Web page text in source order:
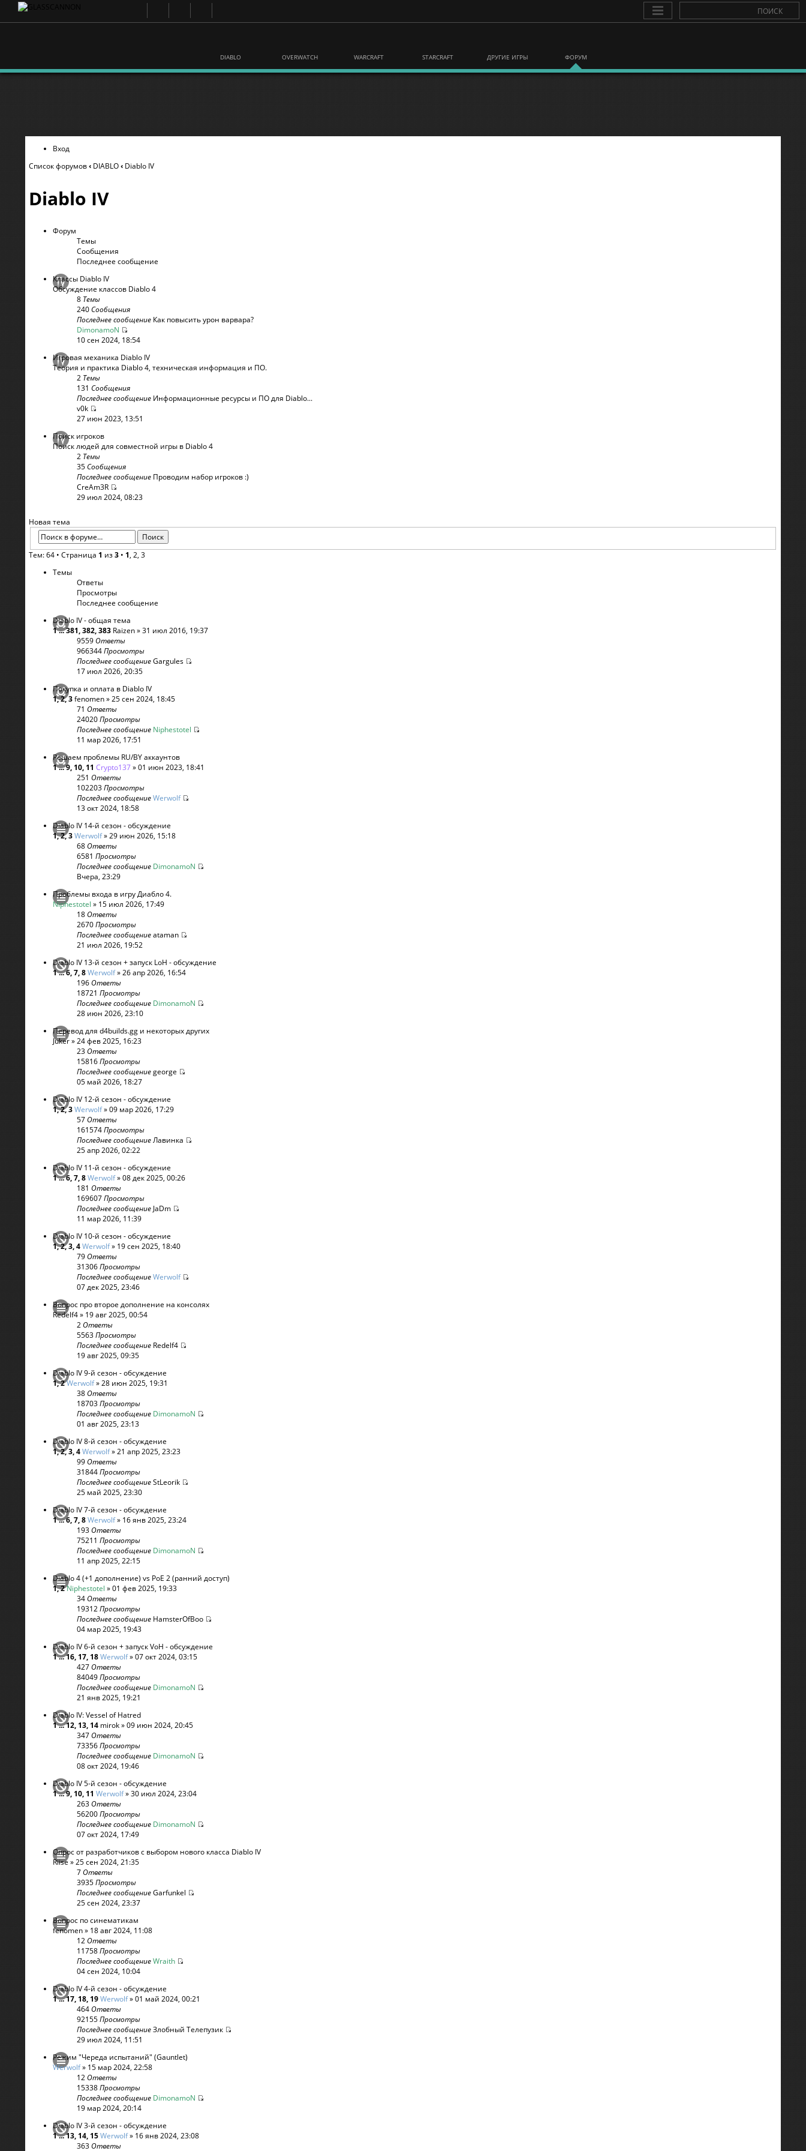
DIABLO OVERWATCH WARCRAFT STARCRAFT ДРУГИЕ ИГРЫ ФОРУМ
Вход
Список форумов‹ DIABLO‹ Diablo IV
Diablo IV
Форум
Темы
Сообщения
Последнее сообщение
Классы Diablo IV
Обсуждение классов Diablo 4
8 Темы
240Сообщения
Последнее сообщение Как повысить урон варвара?
DimonamoN
10 сен 2024, 18:54
Игровая механика Diablo IV
Теория и практика Diablo 4, техническая информация и ПО.
2 Темы
131 Сообщения
Последнее сообщение Информационные ресурсы и ПО для Diablo...
v0k
27 июн 2023, 13:51
Поиск игроков
Поиск людей для совместной игры в Diablo 4
2 Темы
35Сообщения
Последнее сообщение Проводим набор игроков :)
CreAm3R
29 июл 2024, 08:23
Новая тема
Тем: 64 • Страница 1 из3 • 1, 2, 3
Темы
Ответы
Просмотры
Последнее сообщение
Diablo IV - общая тема
1...381,382,383 Raizen» 31 июл 2016, 19:37
9559Ответы
966344Просмотры
Последнее сообщениеGargules
17 июл 2026, 20:35
Покупка и оплата в Diablo IV
1,2,3fenomen» 25 сен 2024, 18:45
71 Ответы
24020Просмотры
Последнее сообщение Niphestotel
11 мар 2026, 17:51
Решаем проблемы RU/BY аккаунтов
1...9, 10, 11 Crypto137» 01 июн 2023, 18:41
251 Ответы
102203Просмотры
Последнее сообщениеWerwolf
13 окт 2024, 18:58
Diablo IV 14-й сезон - обсуждение
1,2,3Werwolf» 29 июн 2026, 15:18
68Ответы
6581 Просмотры
Последнее сообщение DimonamoN
Вчера, 23:29
Проблемы входа в игру Диабло 4.
Niphestotel » 15 июл 2026, 17:49
18Ответы
2670Просмотры
Последнее сообщениеataman
21 июл 2026, 19:52
Diablo IV 13-й сезон + запуск LoH - обсуждение
1...6,7,8Werwolf» 26 апр 2026, 16:54
196Ответы
18721 Просмотры
Последнее сообщение DimonamoN
28 июн 2026, 23:10
Перевод для d4builds.gg и некоторых других
Juker» 24 фев 2025, 16:23
23Ответы
15816Просмотры
Последнее сообщениеgeorge
05 май 2026, 18:27
Diablo IV 12-й сезон - обсуждение
1,2,3Werwolf» 09 мар 2026, 17:29
57Ответы
161574Просмотры
Последнее сообщениеЛавинка
25 апр 2026, 02:22
Diablo IV 11-й сезон - обсуждение
1...6,7,8Werwolf» 08 дек 2025, 00:26
181 Ответы
169607Просмотры
Последнее сообщение JaDm
11 мар 2026, 11:39
Diablo IV 10-й сезон - обсуждение
1,2,3,4Werwolf» 19 сен 2025, 18:40
79Ответы
31306Просмотры
Последнее сообщениеWerwolf
07 дек 2025, 23:46
Вопрос про второе дополнение на консолях
Redelf4» 19 авг 2025, 00:54
2Ответы
5563Просмотры
Последнее сообщение Redelf4
19 авг 2025, 09:35
Diablo IV 9-й сезон - обсуждение
1,2Werwolf» 28 июн 2025, 19:31
38Ответы
18703Просмотры
Последнее сообщение DimonamoN
01 авг 2025, 23:13
Diablo IV 8-й сезон - обсуждение
1,2,3,4Werwolf» 21 апр 2025, 23:23
99Ответы
31844Просмотры
Последнее сообщениеStLeorik
25 май 2025, 23:30
Diablo IV 7-й сезон - обсуждение
1...6,7,8Werwolf» 16 янв 2025, 23:24
193Ответы
75211 Просмотры
Последнее сообщение DimonamoN
11 апр 2025, 22:15
Diablo 4 (+1 дополнение) vs PoE 2 (ранний доступ)
1,2Niphestotel » 01 фев 2025, 19:33
34Ответы
19312Просмотры
Последнее сообщение HamsterOfBoo
04 мар 2025, 19:43
Diablo IV 6-й сезон + запуск VoH - обсуждение
1...16, 17, 18Werwolf» 07 окт 2024, 03:15
427Ответы
84049Просмотры
Последнее сообщение DimonamoN
21 янв 2025, 19:21
Diablo IV: Vessel of Hatred
1...12, 13, 14 mirok» 09 июн 2024, 20:45
347Ответы
73356Просмотры
Последнее сообщение DimonamoN
08 окт 2024, 19:46
Diablo IV 5-й сезон - обсуждение
1...9, 10, 11 Werwolf» 30 июл 2024, 23:04
263Ответы
56200Просмотры
Последнее сообщение DimonamoN
07 окт 2024, 17:49
Опрос от разработчиков с выбором нового класса Diablo IV
Riise» 25 сен 2024, 21:35
7Ответы
3935Просмотры
Последнее сообщениеGarfunkel
25 сен 2024, 23:37
Вопрос по синематикам
fenomen» 18 авг 2024, 11:08
12Ответы
11758Просмотры
Последнее сообщениеWraith
04 сен 2024, 10:04
Diablo IV 4-й сезон - обсуждение
1...17, 18, 19Werwolf» 01 май 2024, 00:21
464Ответы
92155Просмотры
Последнее сообщениеЗлобный Телепузик
29 июл 2024, 11:51
Режим "Череда испытаний" (Gauntlet)
Werwolf» 15 мар 2024, 22:58
12Ответы
15338Просмотры
Последнее сообщение DimonamoN
19 мар 2024, 20:14
Diablo IV 3-й сезон - обсуждение
1...13, 14, 15Werwolf» 16 янв 2024, 23:08
363Ответы